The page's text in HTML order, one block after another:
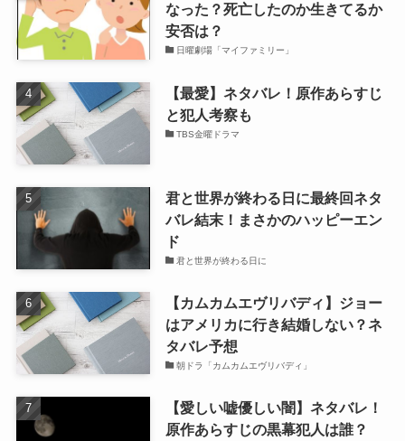
なった？死亡したのか生きてるか
安否は？
日曜劇場「マイファミリー」
【最愛】ネタバレ！原作あらすじ
と犯人考察も
TBS金曜ドラマ
君と世界が終わる日に最終回ネタ
バレ結末！まさかのハッピーエン
ド
君と世界が終わる日に
【カムカムエヴリバディ】ジョー
はアメリカに行き結婚しない？ネ
タバレ予想
朝ドラ「カムカムエヴリバディ」
【愛しい嘘優しい闇】ネタバレ！
原作あらすじの黒幕犯人は誰？